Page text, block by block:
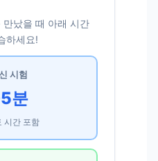
났을 때 아래 시간
하세요!
시험
분
시간 포함